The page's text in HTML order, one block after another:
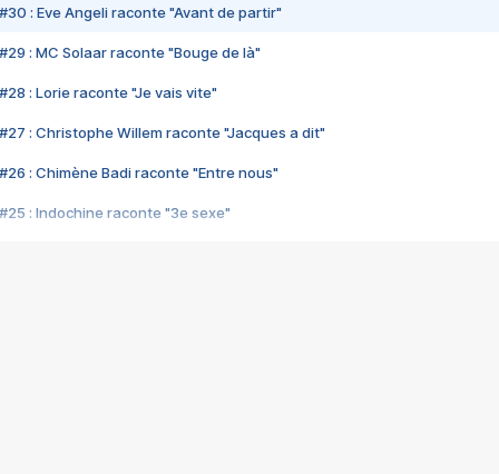
#30 : Eve Angeli raconte "Avant de partir"
#29 : MC Solaar raconte "Bouge de là"
#28 : Lorie raconte "Je vais vite"
#27 : Christophe Willem raconte "Jacques a dit"
#26 : Chimène Badi raconte "Entre nous"
#25 : Indochine raconte "3e sexe"